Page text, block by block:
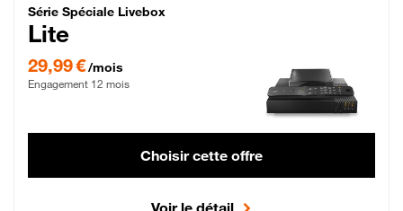
Série Spéciale Livebox Lite Fibre
Série Spéciale Livebox
Lite
29,99 €/mois
Engagement 12 mois
Choisir cette offre
Voir le détail